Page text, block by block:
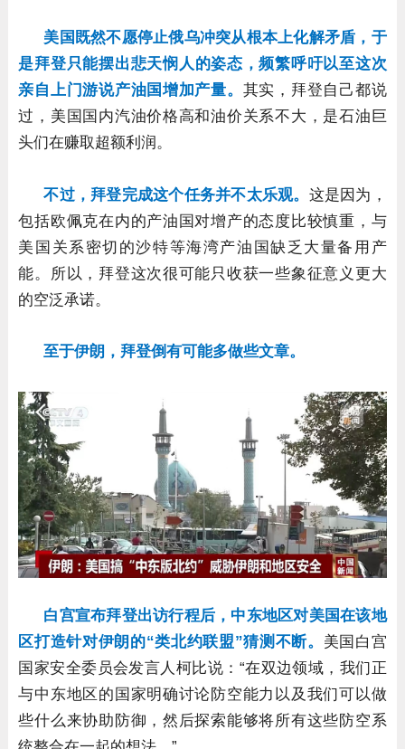
美国既然不愿停止俄乌冲突从根本上化解矛盾，于
是拜登只能摆出悲天悯 人的姿态，频繁呼吁以至这次
亲自上门游说产油国增加产量。 其实，拜登自己都说
过，美国国内汽油价格高和油价关系不大，是石油巨
头们在赚取超额利润。
不过，拜登完成这个任务并不太乐观。 这是因为，
包括欧佩克在内的产油国对增产的态度比较慎重，与
美国关系密切的沙特等海湾产油国缺乏大量备用产
能。所以，拜登这次很可能只收获一些象征意义更大
的空泛承诺。
至于伊朗，拜登倒有可能多做些文章。
白宫宣布拜登出访行程后，中东地区对美国在该地
区打造针对伊朗的“类北约联盟”猜测不断。 美国白宫
国家安全委员会发言人柯比说：“在双边领域，我们正
与中东地区的国家明确讨论防空能力以及我们可以做
些什么来协助防御，然后探索能够将所有这些防空系